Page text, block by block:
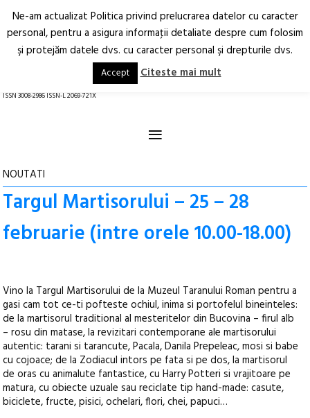
Arhitectură.
Oraș.
RO EN
ISSN 3008-2986 ISSN-L 2069-721X
≡
NOUTATI
Targul Martisorului – 25 – 28
februarie (intre orele 10.00-18.00)
Vino la Targul Martisorului de la Muzeul Taranului Roman pentru a
gasi cam tot ce-ti pofteste ochiul, inima si portofelul bineinteles:
de la martisorul traditional al mesteritelor din Bucovina – firul alb
– rosu din matase, la revizitari contemporane ale martisorului
autentic: tarani si tarancute, Pacala, Danila Prepeleac, mosi si babe
cu cojoace; de la Zodiacul intors pe fata si pe dos, la martisorul
de oras cu animalute fantastice, cu Harry Potteri si vrajitoare pe
matura, cu obiecte uzuale sau reciclate tip hand-made: casute,
biciclete, fructe, pisici, ochelari, flori, chei, papuci…
Ne-am actualizat Politica privind prelucrarea datelor cu caracter
personal, pentru a asigura informaţii detaliate despre cum folosim
şi protejăm datele dvs. cu caracter personal şi drepturile dvs.
Accept Citeste mai mult